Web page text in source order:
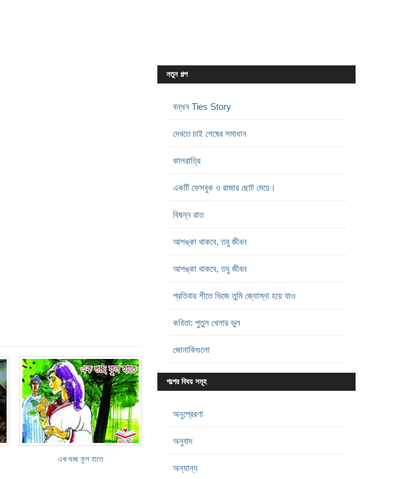
এক গুচ্ছ ফুল হাতে
নতুন গল্প
বন্ধন Ties Story
দেখতে চাই শেষের সমাধান
কালরাত্রি
একটি ফেসবুক ও রাজার ছোট মেয়ে।
বিষন্ন রাত
আশঙ্কা থাকবে, তবু জীবন
আশঙ্কা থাকবে, তবু জীবন
প্রতিবার শীতে ভিজে তুমি জ্যোস্না হয়ে যাও
কবিতা: পুতুল খেলার ভুল
জোনাকিগুলো
গল্পের বিষয় সমূহ
অনুপ্রেরণা
অনুবাদ
অন্যান্য